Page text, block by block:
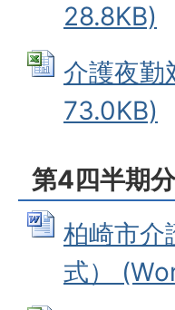
28.8KB)
介護夜勤
73.0KB)
第4四半期
柏崎市介
式）